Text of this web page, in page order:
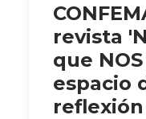
revista
que
espacio
reflexión